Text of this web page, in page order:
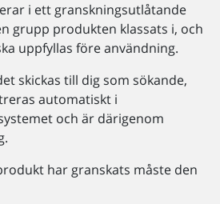
i ett granskningsutlåtande
grupp produkten klassats i, och
uppfyllas före användning.
skickas till dig som sökande,
automatiskt i
och är därigenom
har granskats måste den